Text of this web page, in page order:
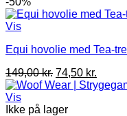
Vis
Equi hovolie med Tea-
149,00kr. Den
oprindelige
var:
74,50 kr.
Vis
Ikke på lager